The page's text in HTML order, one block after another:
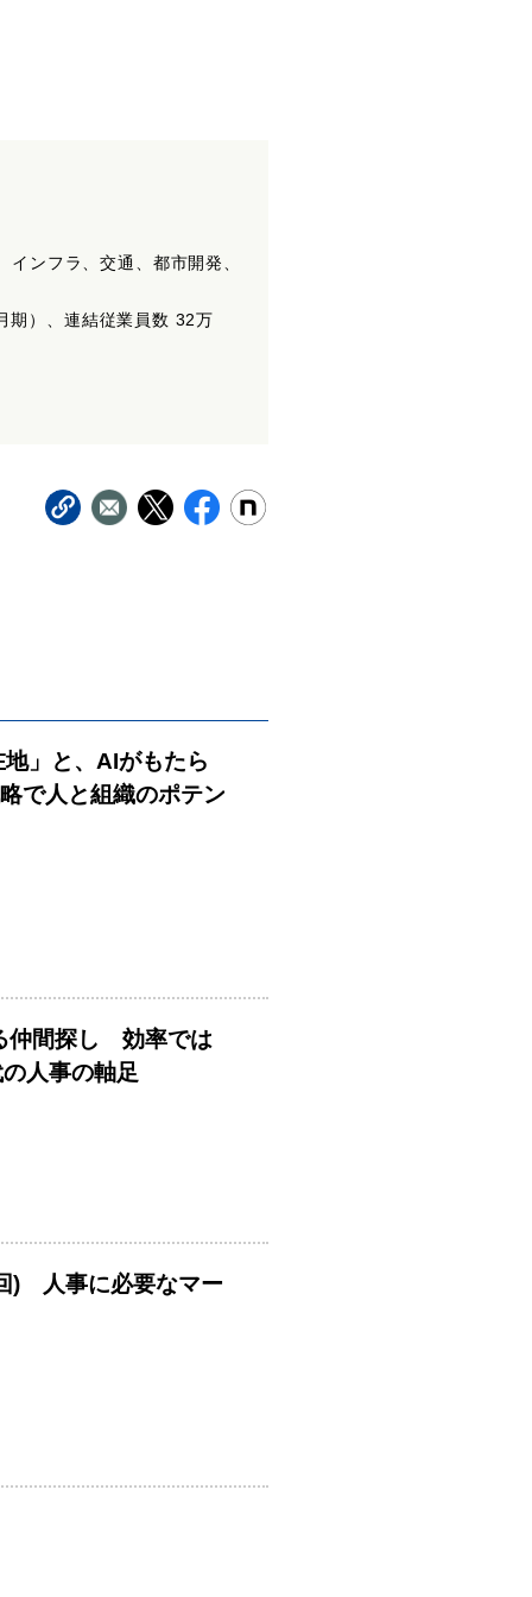
ンフラ、交通、都市開発、
期）、連結従業員数 32万
」と、AIがもたら
で人と組織のポテン
仲間探し 効率では
人事の軸足
) 人事に必要なマー